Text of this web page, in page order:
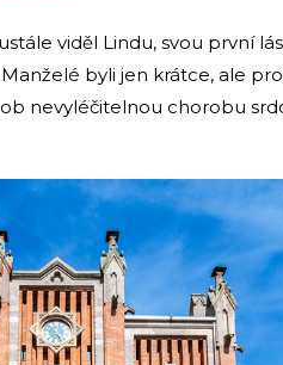
viděl Lindu, svou první
Manželé byli jen krátce, ale
nevyléčitelnou chorobu